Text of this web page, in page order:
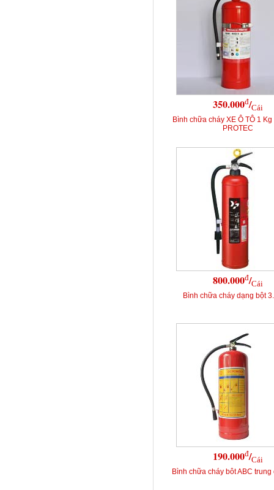
350.000đ/Cái
Bình chữa cháy XE Ô TÔ 1 Kg
PROTEC
800.000đ/Cái
Bình chữa cháy dạng bột
190.000đ/Cái
Bình chữa cháy bôt ABC trung